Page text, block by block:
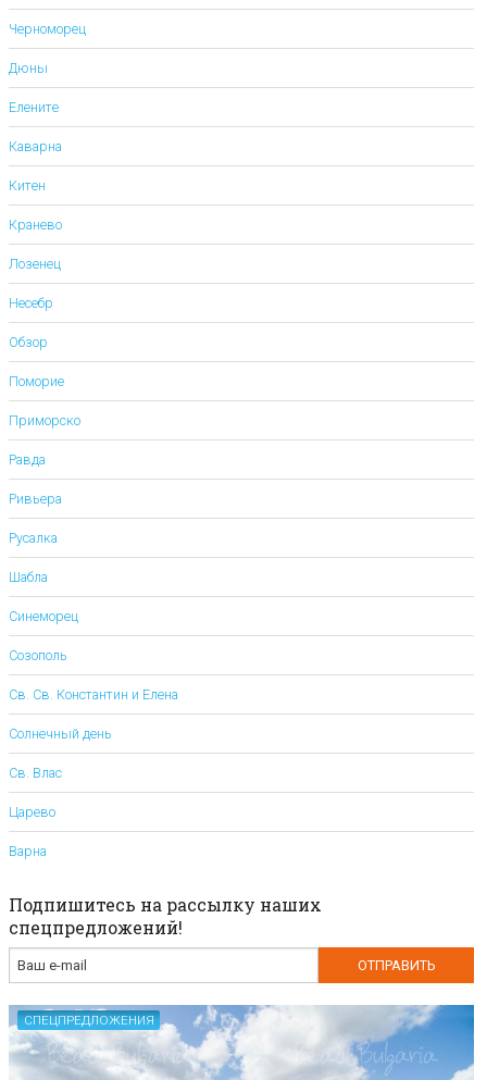
Черноморец
Дюны
Елените
Каварна
Китен
Кранево
Лозенец
Несебр
Обзор
Поморие
Приморско
Равда
Ривьера
Русалка
Шабла
Синеморец
Созополь
Св. Св. Константин и Елена
Солнечный день
Св. Влас
Царево
Варна
Подпишитесь на рассылку наших
спецпредложений!
СПЕЦПРЕДЛОЖЕНИЯ